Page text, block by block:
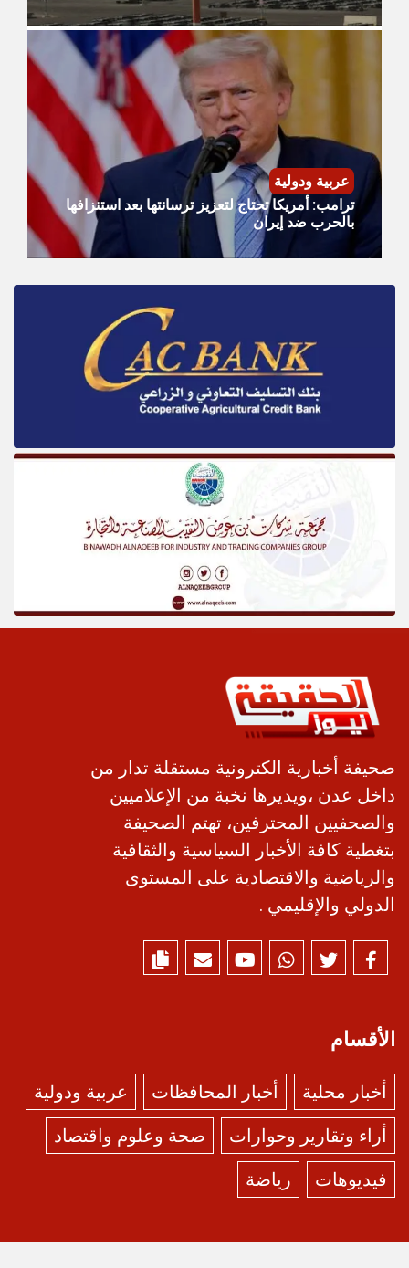
عربية ودولية
ترامب: أمريكا تحتاج لتعزيز ترسانتها بعد استنزافها
بالحرب ضد إيران
صحيفة أخبارية الكترونية مستقلة تدار من
داخل عدن ،ويديرها نخبة من الإعلاميين
والصحفيين المحترفين، تهتم الصحيفة
بتغطية كافة الأخبار السياسية والثقافية
والرياضية والاقتصادية على المستوى
الدولي والإقليمي .
الأقسام
أخبار محلية أخبار المحافظات
عربية ودولية
أراء وتقارير وحوارات
صحة وعلوم واقتصاد
فيديوهات
رياضة